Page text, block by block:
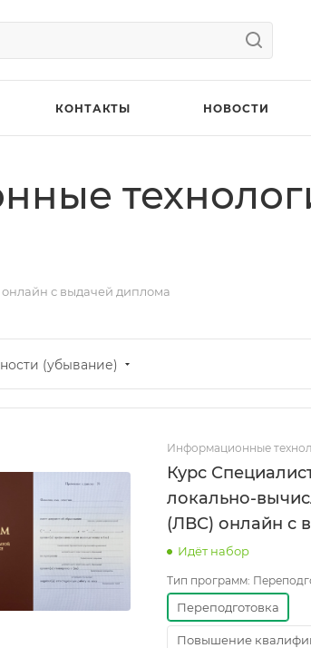
КОНТАКТЫ НОВОСТИ
с выдачей диплома
(убывание)
Информационные
Курс
локально-
(ЛВС) онлайн с
Идёт набор
Тип программ:
Переподготовка
Повышение